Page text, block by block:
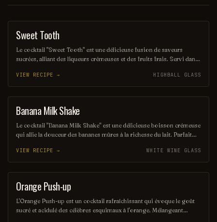
SHAKE
Sweet Tooth
Le cocktail "Sweet Tooth" est une délicieuse fusion de saveurs
sucrées, alliant des liqueurs crémeuses et des fruits frais. Servi dans
parfaite pour ceux qui aiment les plaisirs sucrés. Sa présentation
colorée et son goût velouté en font un incontournable pour toute
soirée festive.
VIEW RECIPE → HIGHBALL GLASS
SHAKE
Banana Milk Shake
Le cocktail "Banana Milk Shake" est une délicieuse boisson crémeuse
qui allie la douceur des bananes mûres à la richesse du lait. Parfait
goût irrésistible, idéal pour les amateurs de saveurs fruitées. Ajoutez
une touche de vanille ou de chocolat pour une expérience encore
plus gourmande.
VIEW RECIPE → WHITE WINE GLASS
ORDINARY DRINK
Orange Push-up
L'Orange Push-up est un cocktail rafraîchissant qui évoque le goût
sucré et acidulé des célèbres esquimaux à l'orange. Mélangeant